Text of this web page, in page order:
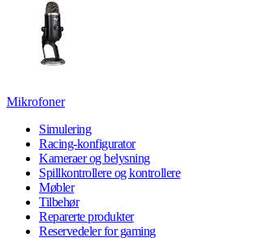
Mikrofoner
Simulering
Racing-konfigurator
Kameraer og belysning
Spillkontrollere og kontrollere
Møbler
Tilbehør
Reparerte produkter
Reservedeler for gaming